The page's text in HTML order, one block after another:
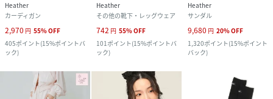
Heather
カーディガン
2,970 円 55%OFF
405ポイント(15%ポイントバ
ック)
Heather
その他の靴下・レッグウェア
742 円 55%OFF
101ポイント(15%ポイントバ
ック)
Heather
サンダル
9,680 円 20%OFF
1,320ポイント(15%ポイント
バック)